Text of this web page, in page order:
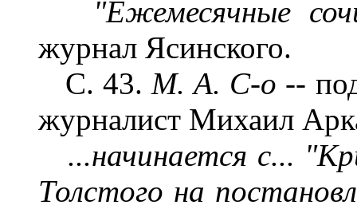
"Ежемесячные
журнал Ясинского.
С. 43. М. А. С-о --
журналист Михаил
...начинается с...
Толстого на